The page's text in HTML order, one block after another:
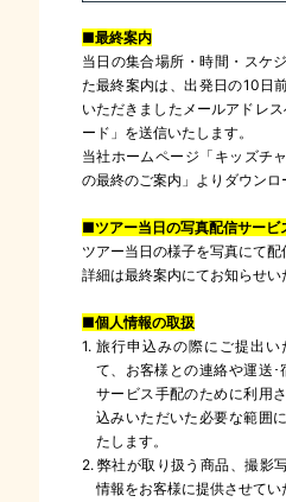
■最終案内
当日の集合場所・時間・スケ
た最終案内は、出発日の10日
いただきましたメールアドレ
ード」を送信いたします。
当社ホームページ「キッズチ
の最終のご案内」よりダウンロ
■ツアー当日の写真配信サービ
ツアー当日の様子を写真にて配
詳細は最終案内にてお知らせい
■個人情報の取扱
1. 旅行申込みの際にご提出
て、お客様との連絡や運送
サービス手配のために利用
込みいただいた必要な範囲
たします。
2. 弊社が取り扱う商品、撮影
情報をお客様に提供させてい